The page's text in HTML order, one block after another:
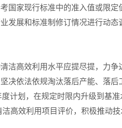
国家现行标准中的准入值或限定
发展和标准制修订情况进行动态
洁高效利用水平应提尽提，力争
决依法依规淘汰落后产能、落后
计划，在规定时限内升级到基
高效利用项目评价，积极推动技